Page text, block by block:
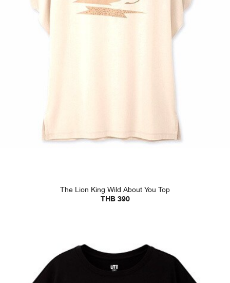
The Lion King Wild About You Top
THB 390